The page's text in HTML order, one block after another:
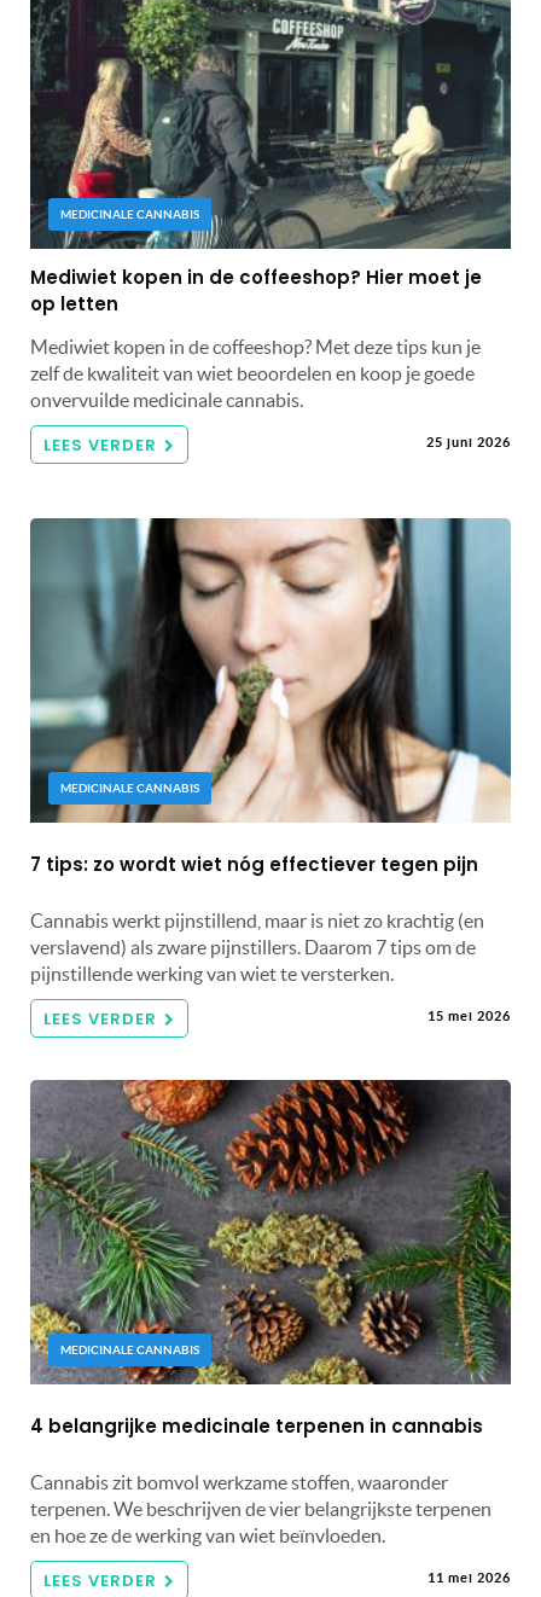
MEDICINALE CANNABIS
Mediwiet kopen in de coffeeshop? Hier moet je
op letten
Mediwiet kopen in de coffeeshop? Met deze tips kun je
zelf de kwaliteit van wiet beoordelen en koop je goede
onvervuilde medicinale cannabis.
LEES VERDER 25 juni 2026
MEDICINALE CANNABIS
7 tips: zo wordt wiet nóg effectiever tegen pijn
Cannabis werkt pijnstillend, maar is niet zo krachtig (en
verslavend) als zware pijnstillers. Daarom 7 tips om de
pijnstillende werking van wiet te versterken.
LEES VERDER 15 mei 2026
MEDICINALE CANNABIS
4 belangrijke medicinale terpenen in cannabis
Cannabis zit bomvol werkzame stoffen, waaronder
terpenen. We beschrijven de vier belangrijkste terpenen
en hoe ze de werking van wiet beïnvloeden.
LEES VERDER 11 mei 2026